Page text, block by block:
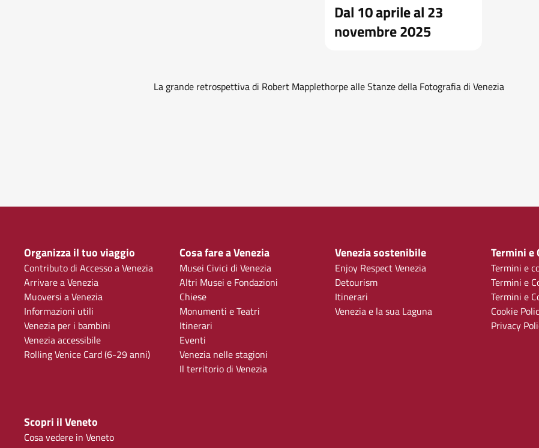
Dal 10 aprile al 23
novembre 2025
La grande retrospettiva di Robert Mapplethorpe alle Stanze della Fotografia di Venezia
Organizza il tuo viaggio
Contributo di Accesso a Venezia
Arrivare a Venezia
Muoversi a Venezia
Informazioni utili
Venezia per i bambini
Venezia accessibile
Rolling Venice Card (6-29 anni)
Cosa fare a Venezia
Musei Civici di Venezia
Altri Musei e Fondazioni
Chiese
Monumenti e Teatri
Itinerari
Eventi
Venezia nelle stagioni
Il territorio di Venezia
Venezia sostenibile
Enjoy Respect Venezia
Detourism
Itinerari
Venezia e la sua Laguna
Termini e
Termini e
Termini e
Termini e
Cookie
Privacy
Scopri il Veneto
Cosa vedere in Veneto